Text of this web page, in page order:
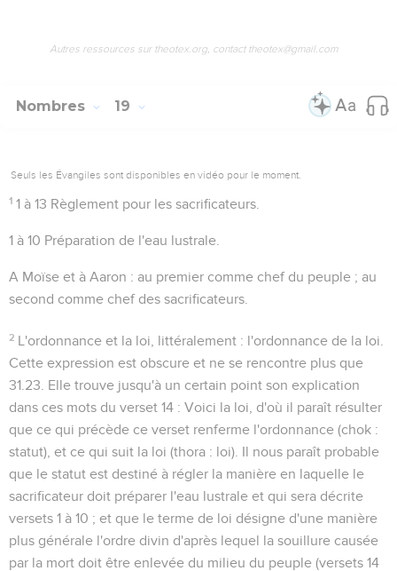
Autres ressources sur theotex.org, contact theotex@gmail.com
Nombres 19
Seuls les Évangiles sont disponibles en vidéo pour le moment.
1 1 à 13 Règlement pour les sacrificateurs.
1 à 10 Préparation de l'eau lustrale.
A Moïse et à Aaron : au premier comme chef du peuple ; au
second comme chef des sacrificateurs.
2 L'ordonnance et la loi , littéralement : l'ordonnance de la loi
Cette expression est obscure et ne se rencontre plus que
31.23 . Elle trouve jusqu'à un certain point son explication
dans ces mots du verset 14 : Voici la loi , d'où il paraît résulter
que ce qui précède ce verset renferme l'ordonnance (chok :
statut), et ce qui suit la loi (thora : loi). Il nous paraît probable
que le statut est destiné à régler la manière en laquelle le
sacrificateur doit préparer l'eau lustrale et qui sera décrite
versets 1 à 10 ; et que le terme de loi désigne d'une manière
plus générale l'ordre divin d'après lequel la souillure causée
par la mort doit être enlevée du milieu du peuple (versets 14